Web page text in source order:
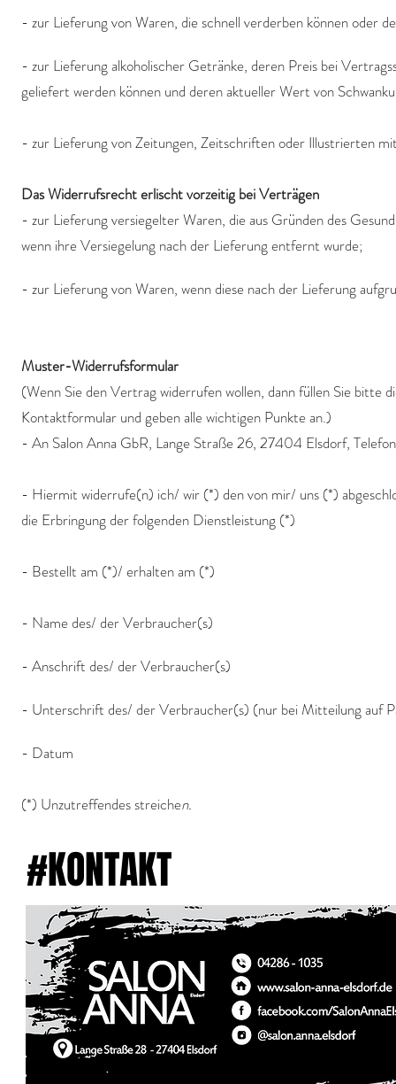
- zur Lieferung von Waren, die schnell verderben können oder
- zur Lieferung alkoholischer Getränke, deren Preis bei
geliefert werden können und deren aktueller Wert von
- zur Lieferung von Zeitungen, Zeitschriften oder Illustrierten
Das Widerrufsrecht erlischt vorzeitig bei Verträgen
- zur Lieferung versiegelter Waren, die aus Gründen des
wenn ihre Versiegelung nach der Lieferung entfernt wurde;
- zur Lieferung von Waren, wenn diese nach der Lieferung
Muster-Widerrufsformular
(Wenn Sie den Vertrag widerrufen wollen, dann füllen Sie bitte
Kontaktformular und geben alle wichtigen Punkte an.)
- An Salon Anna GbR, Lange Straße 26, 27404 Elsdorf,
- Hiermit widerrufe(n) ich/ wir (*) den von mir/ uns (*)
die Erbringung der folgenden Dienstleistung (*)
- Bestellt am (*)/ erhalten am (*)
- Name des/ der Verbraucher(s)
- Anschrift des/ der Verbraucher(s)
- Unterschrift des/ der Verbraucher(s) (nur bei Mitteilung auf
- Datum
(*) Unzutreffendes streichen.
#KONTAKT